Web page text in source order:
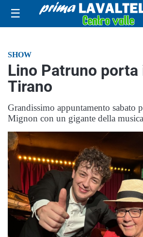
☰
SHOW
Lino Patruno porta
Tirano
Grandissimo appuntamento sabato
Mignon con un gigante della